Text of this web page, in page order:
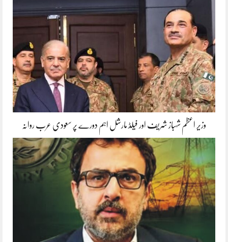
وزیر اعظم شہباز شریف اور فیلڈ مارشل اہم دورے پر سعودی عرب روانہ